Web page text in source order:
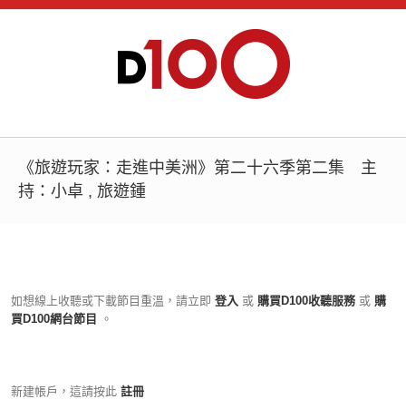
《旅遊玩家：走進中美洲》第二十六季第二集 主
持：小卓 , 旅遊鍾
如想線上收聽或下載節目重溫，請立即 登入 或 購買D100收聽服務 或 購
買D100網台節目
。
新建帳戶，這請按此 註冊